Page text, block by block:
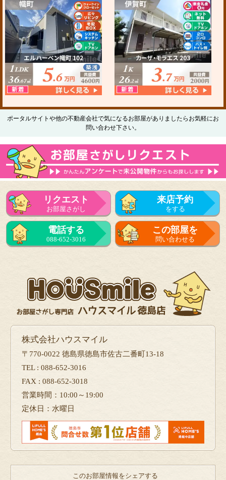
ポータルサイトや他の不動産会社で気になるお部屋がありましたらお気軽にお
問い合わせ下さい。
リクエスト
お部屋さがし
来店予約
をする
電話する
088-652-3016
この部屋を
問い合わせる
株式会社ハウスマイル
〒770-0022 徳島県徳島市佐古二番町13-18
TEL : 088-652-3016
FAX : 088-652-3018
営業時間：10:00～19:00
定休日：水曜日
このお部屋情報をシェアする